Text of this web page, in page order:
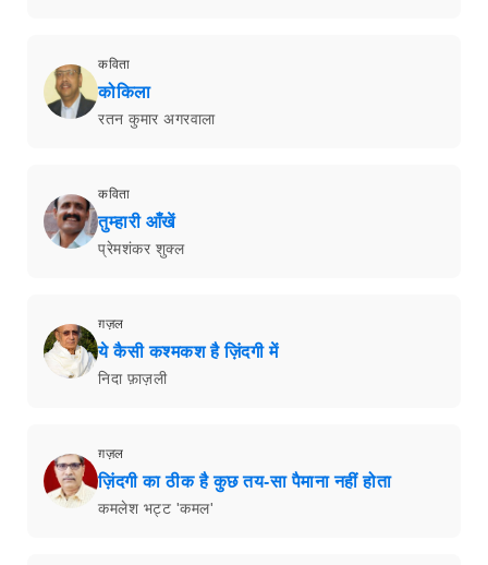
कविता
कोकिला
रतन कुमार अगरवाला
कविता
तुम्हारी आँखें
प्रेमशंकर शुक्ल
ग़ज़ल
ये कैसी कश्मकश है ज़िंदगी में
निदा फ़ाज़ली
ग़ज़ल
ज़िंदगी का ठीक है कुछ तय-सा पैमाना नहीं होता
कमलेश भट्ट 'कमल'